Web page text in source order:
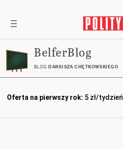
BelferBlog
BLOG DARIUSZA CHĘTKOWSKIEGO
Oferta na pierwszy rok: 5 zł/tydzień